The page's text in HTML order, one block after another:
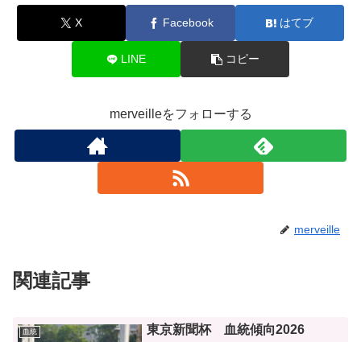
X Facebook はてブ
LINE コピー
merveilleをフォローする
merveille
関連記事
血統 東京新聞杯 血統傾向2026